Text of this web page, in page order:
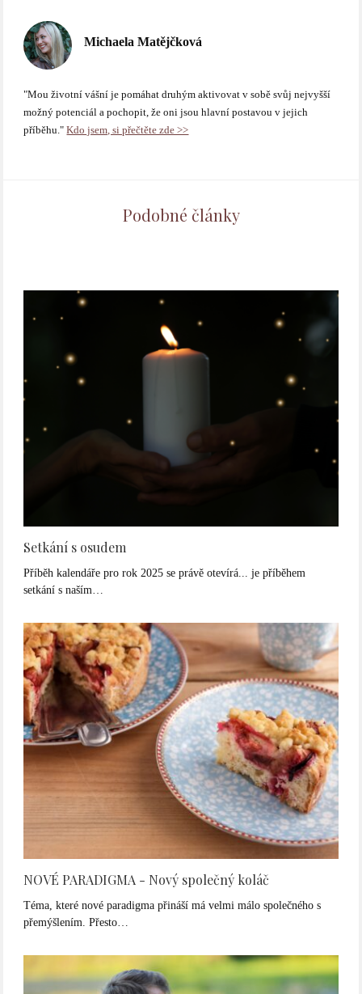
Michaela Matějčková
"Mou životní vášní je pomáhat druhým aktivovat v sobě svůj nejvyšší
možný potenciál a pochopit, že oni jsou hlavní postavou v jejich
příběhu."Kdo jsem, si přečtěte zde >>
Podobné články
Setkání s osudem
Příběh kalendáře pro rok 2025 se právě otevírá... je příběhem
setkání s naším…
NOVÉ PARADIGMA - Nový společný koláč
Téma, které nové paradigma přináší má velmi málo společného s
přemýšlením. Přesto…